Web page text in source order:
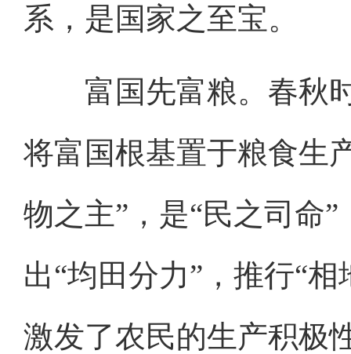
系，是国家之至宝。
富国先富粮。春秋时
将富国根基置于粮食生
物之主”，是“民之司命
出“均田分力”，推行“
激发了农民的生产积极